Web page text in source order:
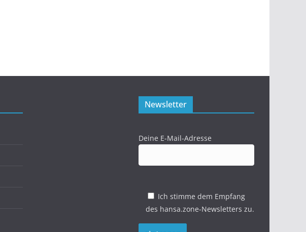
Newsletter
Deine E-Mail-Adresse
Ich stimme dem Empfang
des hansa.zone-Newsletters zu.